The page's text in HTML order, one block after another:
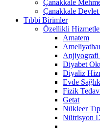
Çanakkale
Çanakkale Devlet
Tıbbi Birimler
Özellikli
Amatem
Anjiyografi
Diyabet
Diyaliz
Evde Sağlık
Fizik
Getat
Nükleer Tıp
Nütrisyon